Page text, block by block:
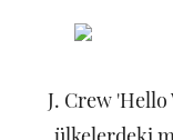
J. Crew 'Hello